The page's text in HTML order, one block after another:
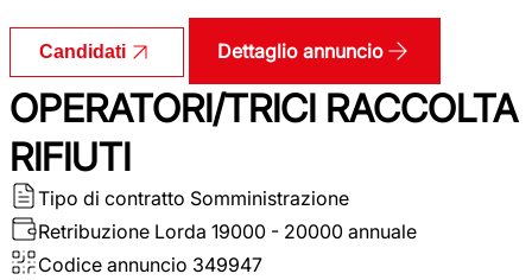
Candidati Dettaglio annuncio
OPERATORI/TRICI RACCOLTA
RIFIUTI
Tipo di contratto Somministrazione
Retribuzione Lorda 19000 - 20000 annuale
Codice annuncio 349947